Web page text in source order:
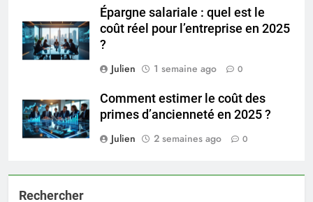
Épargne salariale : quel est le
coût réel pour l’entreprise en 2025
?
Julien
1 semaine ago 0
Comment estimer le coût des
primes d’ancienneté en 2025 ?
Julien
2 semaines ago 0
Rechercher